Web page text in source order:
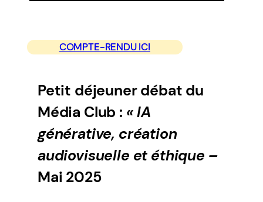
COMPTE-RENDU ICI
Petit déjeuner débat du
Média Club : « IA
générative, création
audiovisuelle et éthique –
Mai 2025